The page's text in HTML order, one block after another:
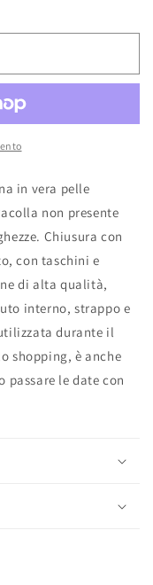
in vera pelle
non presente
Chiusura con
con taschini e
di alta qualità,
interno, strappo e
durante il
shopping, è anche
passare le date con